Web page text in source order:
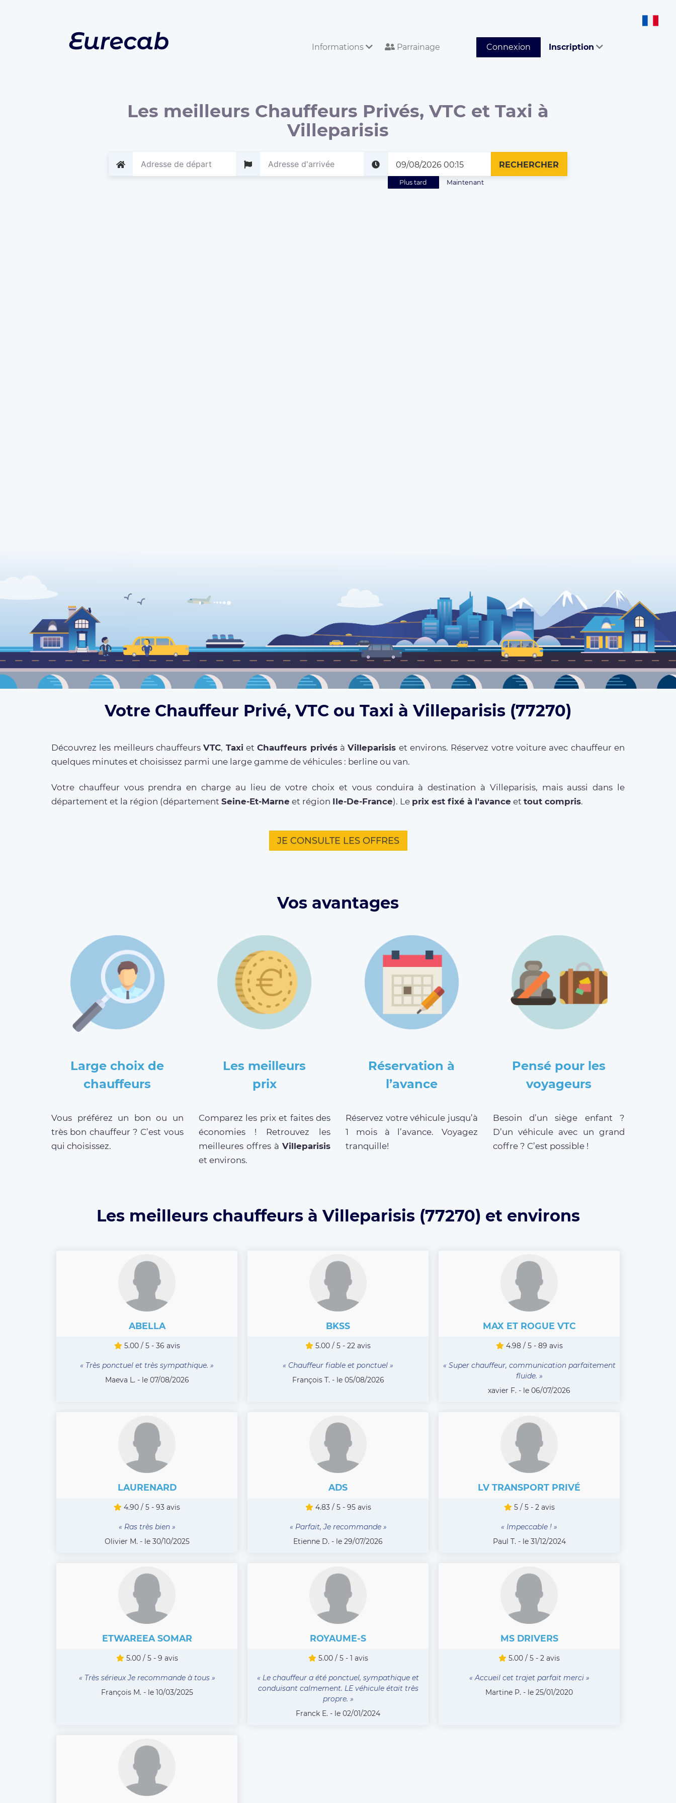
Informations Parrainage Connexion Inscription
Les meilleurs Chauffeurs Privés, VTC et Taxi à
Villeparisis
Maintenant
Plus tard
RECHERCHER
Votre Chauffeur Privé, VTC ou Taxi à Villeparisis (77270)
Découvrez les meilleurs chauffeursVTC, Taxi etChauffeurs privésàVilleparisis et environs. Réservez votre voiture avec chauffeur en
quelques minutes et choisissez parmi une large gamme de véhicules : berline ou van.
Votre chauffeur vous prendra en charge au lieu de votre choix et vous conduira à destination à Villeparisis, mais aussi dans le
département et la région (département Seine-Et-Marne et région Ile-De-France). Le prix est fixé à l'avance et tout compris.
JE CONSULTE LES OFFRES
Vos avantages
Large choix de
chauffeurs
Vous préférez un bon ou un
très bon chauffeur ? C’est vous
qui choisissez.
Les meilleurs
prix
Comparez les prix et faites des
économies ! Retrouvez les
meilleures offres à Villeparisis
et environs.
Réservation à
l’avance
Réservez votre véhicule jusqu’à
1 mois à l’avance. Voyagez
tranquille!
Pensé pour les
voyageurs
Besoin d’un siège enfant ?
D’un véhicule avec un grand
coffre ? C’est possible !
Les meilleurs chauffeurs à Villeparisis (77270) et environs
ABELLA
5.00 / 5 - 36 avis
« Très ponctuel et très sympathique. »
Maeva L. - le 07/08/2026
BKSS
5.00 / 5 - 22 avis
« Chauffeur fiable et ponctuel »
François T. - le 05/08/2026
MAX ET ROGUE VTC
4.98 / 5 - 89 avis
« Super chauffeur, communication parfaitement
fluide. »
xavier F. - le 06/07/2026
LAURENARD
4.90 / 5 - 93 avis
« Ras très bien »
Olivier M. - le 30/10/2025
ADS
4.83 / 5 - 95 avis
« Parfait, Je recommande »
Etienne D. - le 29/07/2026
LV TRANSPORT PRIVÉ
5 / 5 - 2 avis
« Impeccable ! »
Paul T. - le 31/12/2024
ETWAREEA SOMAR
5.00 / 5 - 9 avis
« Très sérieux Je recommande à tous »
François M. - le 10/03/2025
ROYAUME-S
5.00 / 5 - 1 avis
« Le chauffeur a été ponctuel, sympathique et
conduisant calmement. LE véhicule était très
propre. »
Franck E. - le 02/01/2024
MS DRIVERS
5.00 / 5 - 2 avis
« Accueil cet trajet parfait merci »
Martine P. - le 25/01/2020